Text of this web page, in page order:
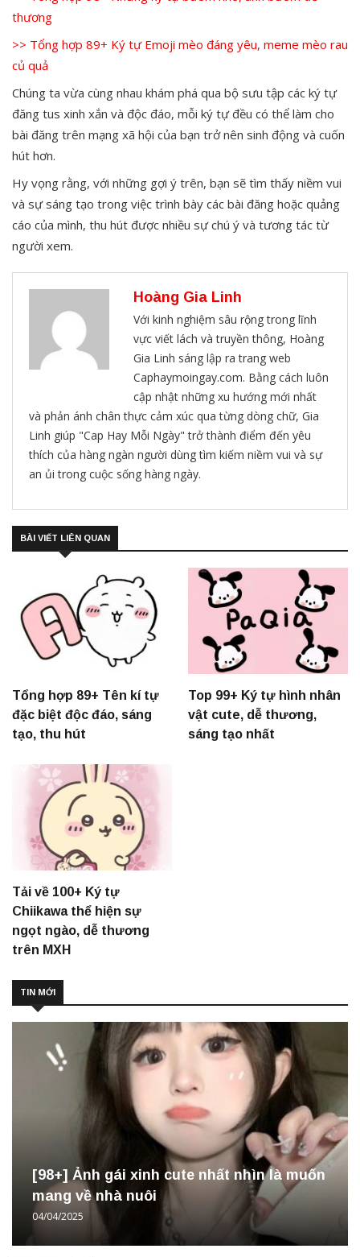
thương
>> Tổng hợp 89+ Ký tự Emoji mèo đáng yêu, meme mèo rau
củ quả
Chúng ta vừa cùng nhau khám phá qua bộ sưu tập các ký tự
đăng tus xinh xắn và độc đáo, mỗi ký tự đều có thể làm cho
bài đăng trên mạng xã hội của bạn trở nên sinh động và cuốn
hút hơn.
Hy vọng rằng, với những gợi ý trên, bạn sẽ tìm thấy niềm vui
và sự sáng tạo trong việc trình bày các bài đăng hoặc quảng
cáo của mình, thu hút được nhiều sự chú ý và tương tác từ
người xem.
Hoàng Gia Linh
Với kinh nghiệm sâu rộng trong lĩnh
vực viết lách và truyền thông, Hoàng
Gia Linh sáng lập ra trang web
Caphaymoingay.com. Bằng cách luôn
cập nhật những xu hướng mới nhất
và phản ánh chân thực cảm xúc qua từng dòng chữ, Gia
Linh giúp "Cap Hay Mỗi Ngày" trở thành điểm đến yêu
thích của hàng ngàn người dùng tìm kiếm niềm vui và sự
an ủi trong cuộc sống hàng ngày.
BÀI VIẾT LIÊN QUAN
Tổng hợp 89+ Tên kí tự
đặc biệt độc đáo, sáng
tạo, thu hút
Top 99+ Ký tự hình nhân
vật cute, dễ thương,
sáng tạo nhất
Tải về 100+ Ký tự
Chiikawa thể hiện sự
ngọt ngào, dễ thương
trên MXH
TIN MỚI
[98+] Ảnh gái xinh cute nhất nhìn là muốn
mang về nhà nuôi
04/04/2025